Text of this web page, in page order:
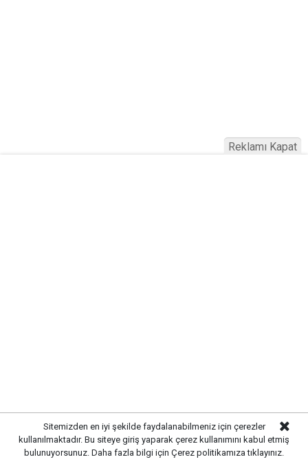
DOĞA VE HUZUR BİR ARADA
Yürüyüş yapmak, piknik yapmak veya sadece doğanın
Sitemizden en iyi şekilde faydalanabilmeniz için çerezler
kullanılmaktadır. Bu siteye giriş yaparak çerez kullanımını kabul etmiş
bulunuyorsunuz. Daha fazla bilgi için Çerez politikamıza tıklayınız.
Reklamı Kapat